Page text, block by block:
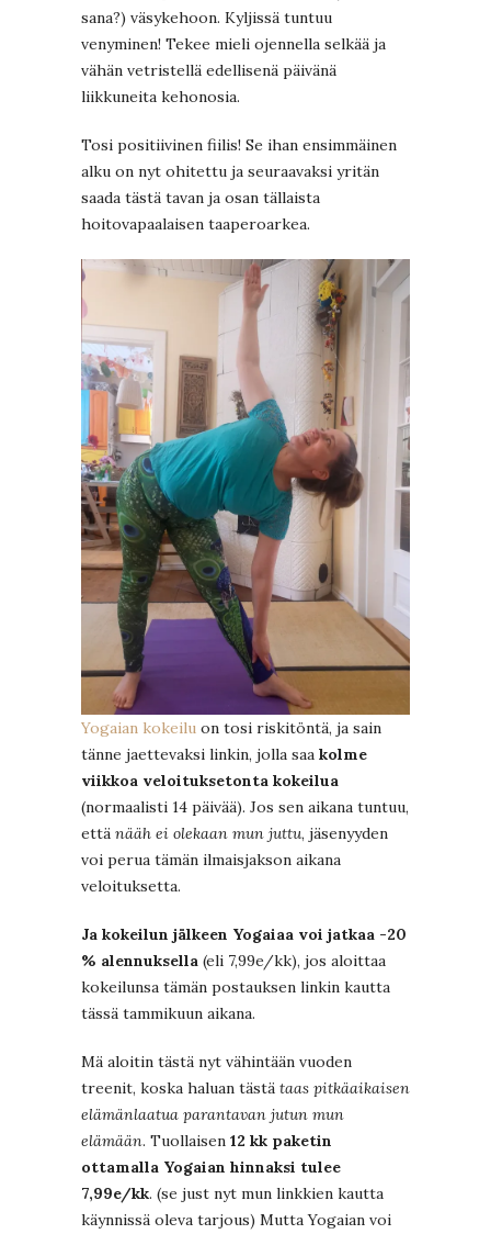
sana?) väsykehoon. Kyljissä tuntuu
venyminen! Tekee mieli ojennella selkää ja
vähän vetristellä edellisenä päivänä
liikkuneita kehonosia.
Tosi positiivinen fiilis! Se ihan ensimmäinen
alku on nyt ohitettu ja seuraavaksi yritän
saada tästä tavan ja osan tällaista
hoitovapaalaisen taaperoarkea.
Yogaian kokeilu on tosi riskitöntä, ja sain
tänne jaettevaksi linkin, jolla saa kolme
viikkoa veloituksetonta kokeilua
(normaalisti 14 päivää). Jos sen aikana tuntuu,
että nääh ei olekaan mun juttu, jäsenyyden
voi perua tämän ilmaisjakson aikana
veloituksetta.
Ja kokeilun jälkeen Yogaiaa voi jatkaa -20
% alennuksella (eli 7,99e/kk), jos aloittaa
kokeilunsa tämän postauksen linkin kautta
tässä tammikuun aikana.
Mä aloitin tästä nyt vähintään vuoden
treenit, koska haluan tästä taas pitkäaikaisen
elämänlaatua parantavan jutun mun
elämään. Tuollaisen 12 kk paketin
ottamalla Yogaian hinnaksi tulee
7,99e/kk. (se just nyt mun linkkien kautta
käynnissä oleva tarjous) Mutta Yogaian voi